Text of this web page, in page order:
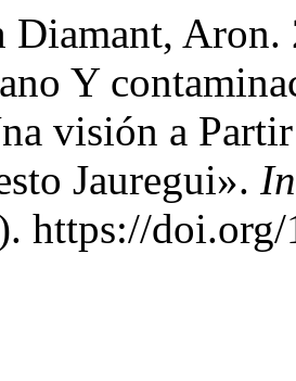
Diamant,
Y
visión a
Jauregui».
https://